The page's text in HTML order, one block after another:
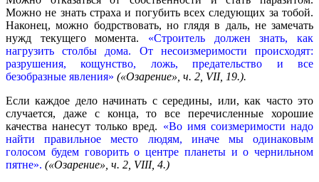
Можно не знать страха и погубить всех следующих за тобой.
Наконец, можно бодрствовать, но глядя в даль, не замечать
нужд текущего момента. «Строитель должен знать, как
нагрузить столбы дома. От несоизмеримости происходят:
разрушения, кощунство, ложь, предательство и все
безобразные явления» («Озарение», ч. 2, VII, 19.).
Если каждое дело начинать с середины, или, как часто это
случается, даже с конца, то все перечисленные хорошие
качества нанесут только вред. «Во имя соизмеримости надо
найти правильное место людям, иначе мы одинаковым
голосом будем говорить о центре планеты и о чернильном
пятне». («Озарение», ч. 2, VIII, 4.)